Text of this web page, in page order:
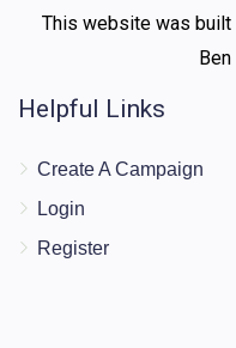
This website was built
Helpful Links
Create A Campaign
Login
Register